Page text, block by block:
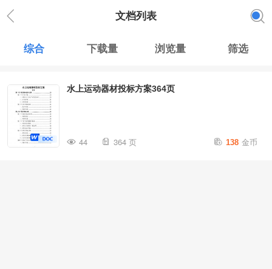
文档列表
综合 下载量 浏览量 筛选
水上运动器材投标方案364页
44 364 页 138 金币